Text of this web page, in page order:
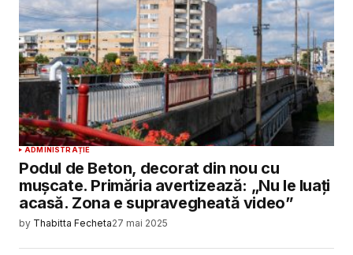
ADMINISTRAȚIE
Podul de Beton, decorat din nou cu
mușcate. Primăria avertizează: „Nu le luați
acasă. Zona e supravegheată video”
by Thabitta Fecheta27 mai 2025